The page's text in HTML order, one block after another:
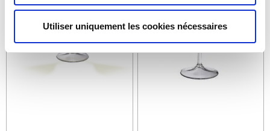
Utiliser uniquement les cookies nécessaires